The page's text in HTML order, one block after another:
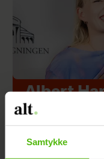
Samtykke
Albert
Sådan var
mand